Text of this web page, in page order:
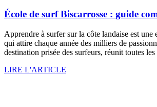
École de surf Biscarrosse : guide
Apprendre à surfer sur la côte landaise est une
qui attire chaque année des milliers de
destination prisée des surfeurs, réunit toutes
LIRE L'ARTICLE